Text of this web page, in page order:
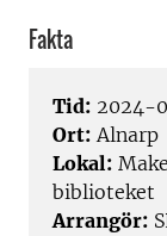
Fakta
Tid: 2024-
Ort: Alnarp
Lokal:
biblioteket
Arrangör: